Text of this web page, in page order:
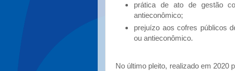
prática de ato de gestão
antieconômico;
prejuízo aos cofres públicos
ou antieconômico.
No último pleito, realizado em 2020